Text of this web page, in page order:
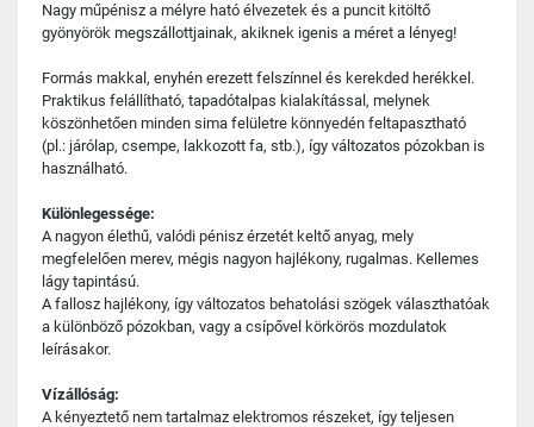
Nagy műpénisz a mélyre ható élvezetek és a puncit kitöltő
gyönyörök megszállottjainak, akiknek igenis a méret a lényeg!
Formás makkal, enyhén erezett felszínnel és kerekded herékkel.
Praktikus felállítható, tapadótalpas kialakítással, melynek
köszönhetően minden sima felületre könnyedén feltapasztható
(pl.: járólap, csempe, lakkozott fa, stb.), így változatos pózokban is
használható.
Különlegessége:
A nagyon élethű, valódi pénisz érzetét keltő anyag, mely
megfelelően merev, mégis nagyon hajlékony, rugalmas. Kellemes
lágy tapintású.
A fallosz hajlékony, így változatos behatolási szögek választhatóak
a különböző pózokban, vagy a csípővel körkörös mozdulatok
leírásakor.
Vízállóság:
A kényeztető nem tartalmaz elektromos részeket, így teljesen